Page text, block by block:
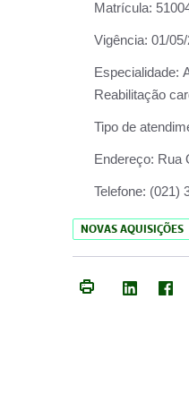
Matrícula:
Vigência: 01/
Especialidade:
Reabilitação
Tipo de
Endereço: Rua
Telefone: (021)
NOVAS AQUISIÇÕES